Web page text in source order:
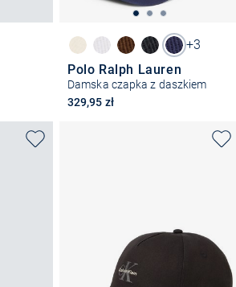
+3
Polo Ralph Lauren
Damska czapka z daszkiem
329,95 zł